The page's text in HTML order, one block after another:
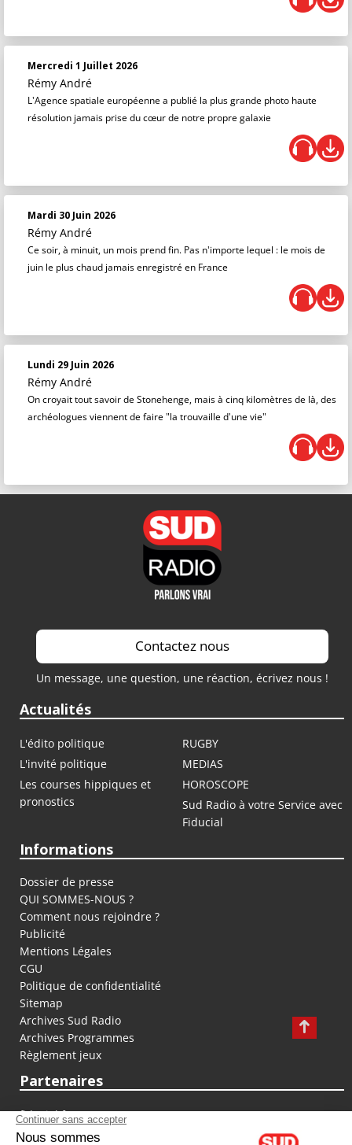
Mercredi 1 Juillet 2026
Rémy André
L'Agence spatiale européenne a publié la plus grande photo haute
résolution jamais prise du cœur de notre propre galaxie
Mardi 30 Juin 2026
Rémy André
Ce soir, à minuit, un mois prend fin. Pas n'importe lequel : le mois de
juin le plus chaud jamais enregistré en France
Lundi 29 Juin 2026
Rémy André
On croyait tout savoir de Stonehenge, mais à cinq kilomètres de là, des
archéologues viennent de faire "la trouvaille d'une vie"
Contactez nous
Un message, une question, une réaction, écrivez nous !
Actualités
L'édito politique
RUGBY
L'invité politique
MEDIAS
Les courses hippiques et
pronostics
HOROSCOPE
Sud Radio à votre Service avec
Fiducial
Informations
Dossier de presse
QUI SOMMES-NOUS ?
Comment nous rejoindre ?
Publicité
Mentions Légales
CGU
Politique de confidentialité
Sitemap
Archives Sud Radio
Archives Programmes
Règlement jeux
Partenaires
fiducial.fr
lyoncapitale.fr